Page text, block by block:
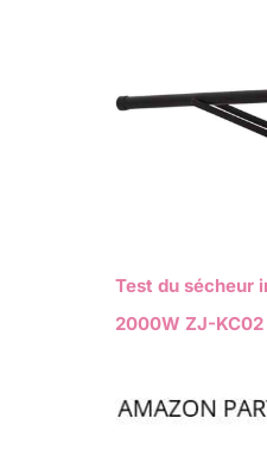
Test du sécheur
2000W ZJ-KC02